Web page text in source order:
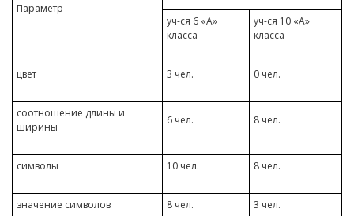
Параметр
уч-ся 6 «А»
класса
уч-ся 10 «А»
класса
цвет 3 чел. 0 чел.
соотношение длины и
ширины
6 чел. 8 чел.
символы 10 чел. 8 чел.
значение символов 8 чел. 3 чел.